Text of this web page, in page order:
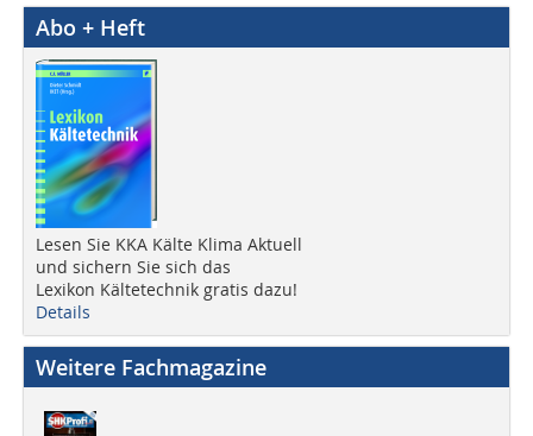
Abo + Heft
Lesen Sie KKA Kälte Klima Aktuell
und sichern Sie sich das
Lexikon Kältetechnik gratis dazu!
Details
Weitere Fachmagazine